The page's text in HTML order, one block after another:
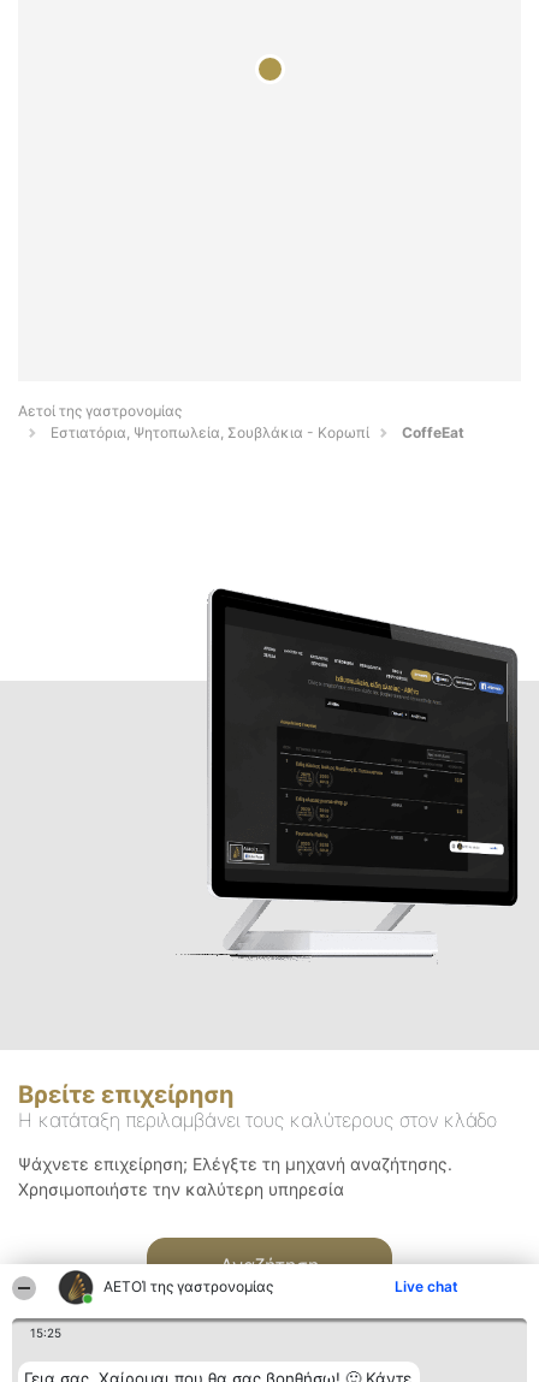
ΑΕΤΟΊ της γαστρονομίας Live chat
15:25
Αετοί της γαστρονομίας
Εστιατόρια, Ψητοπωλεία, Σουβλάκια - Κορωπί
CoffeEat
Βρείτε επιχείρηση
Η κατάταξη περιλαμβάνει τους καλύτερους στον κλάδο
Ψάχνετε επιχείρηση; Ελέγξτε τη μηχανή αναζήτησης.
Χρησιμοποιήστε την καλύτερη υπηρεσία
Αναζήτηση